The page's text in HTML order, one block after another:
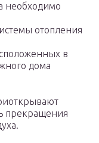
необходимо
отопления
в
дома
прекращения